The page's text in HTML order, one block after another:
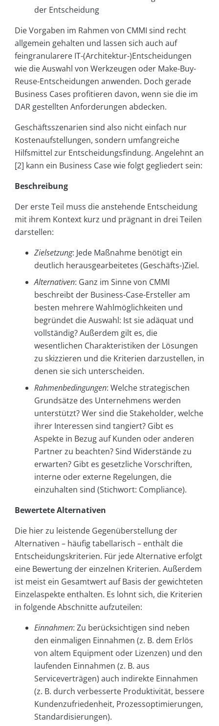
der Entscheidung
Die Vorgaben im Rahmen von CMMI sind recht
allgemein gehalten und lassen sich auch auf
feingranularere IT-(Architektur-)Entscheidungen
wie die Auswahl von Werkzeugen oder Make-Buy-
Reuse-Entscheidungen anwenden. Doch gerade
Business Cases profitieren davon, wenn sie die im
DAR gestellten Anforderungen abdecken.
Geschäftsszenarien sind also nicht einfach nur
Kostenaufstellungen, sondern umfangreiche
Hilfsmittel zur Entscheidungsfindung. Angelehnt an
[2] kann ein Business Case wie folgt gegliedert sein:
Beschreibung
Der erste Teil muss die anstehende Entscheidung
mit ihrem Kontext kurz und prägnant in drei Teilen
darstellen:
Zielsetzung: Jede Maßnahme benötigt ein
deutlich herausgearbeitetes (Geschäfts-)Ziel.
Alternativen: Ganz im Sinne von CMMI
beschreibt der Business-Case-Ersteller am
besten mehrere Wahlmöglichkeiten und
begründet die Auswahl: Ist sie adäquat und
vollständig? Außerdem gilt es, die
wesentlichen Charakteristiken der Lösungen
zu skizzieren und die Kriterien darzustellen, in
denen sie sich unterscheiden.
Rahmenbedingungen: Welche strategischen
Grundsätze des Unternehmens werden
unterstützt? Wer sind die Stakeholder, welche
ihrer Interessen sind tangiert? Gibt es
Aspekte in Bezug auf Kunden oder anderen
Partner zu beachten? Sind Widerstände zu
erwarten? Gibt es gesetzliche Vorschriften,
interne oder externe Regelungen, die
einzuhalten sind (Stichwort: Compliance).
Bewertete Alternativen
Die hier zu leistende Gegenüberstellung der
Alternativen – häufig tabellarisch – enthält die
Entscheidungskriterien. Für jede Alternative erfolgt
eine Bewertung der einzelnen Kriterien. Außerdem
ist meist ein Gesamtwert auf Basis der gewichteten
Einzelaspekte enthalten. Es lohnt sich, die Kriterien
in folgende Abschnitte aufzuteilen:
Einnahmen: Zu berücksichtigen sind neben
den einmaligen Einnahmen (z. B. dem Erlös
von altem Equipment oder Lizenzen) und den
laufenden Einnahmen (z. B. aus
Serviceverträgen) auch indirekte Einnahmen
(z. B. durch verbesserte Produktivität, bessere
Kundenzufriedenheit, Prozessoptimierungen,
Standardisierungen).